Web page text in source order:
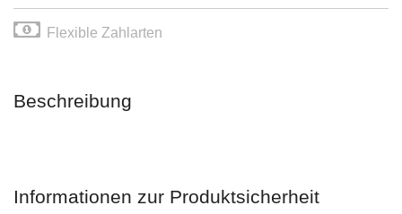
Flexible Zahlarten
Beschreibung
Informationen zur Produktsicherheit